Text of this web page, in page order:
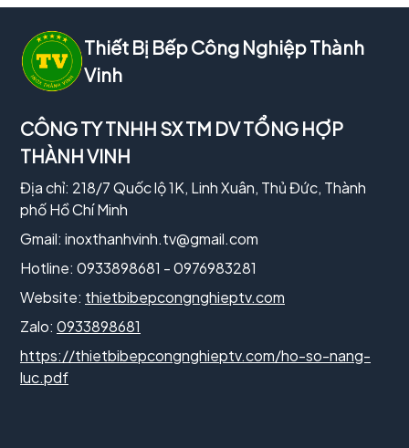
Thiết Bị Bếp Công Nghiệp Thành
Vinh
CÔNG TY TNHH SX TM DV TỔNG HỢP
THÀNH VINH
Địa chỉ: 218/7 Quốc lộ 1K, Linh Xuân, Thủ Đức, Thành
phố Hồ Chí Minh
Gmail: inoxthanhvinh.tv@gmail.com
Hotline: 0933898681 - 0976983281
Website: thietbibepcongnghieptv.com
Zalo: 0933898681
https://thietbibepcongnghieptv.com/ho-so-nang-
luc.pdf